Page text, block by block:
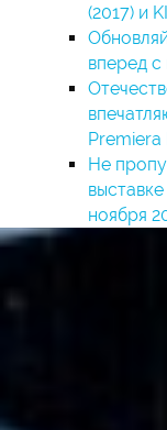
(2017) и
вперед
Premiera
Не
ноября